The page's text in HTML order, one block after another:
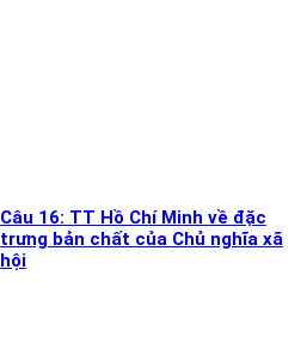
Câu 16: TT Hồ Chí Minh về đặc
trưng bản chất của Chủ nghĩa xã
hội